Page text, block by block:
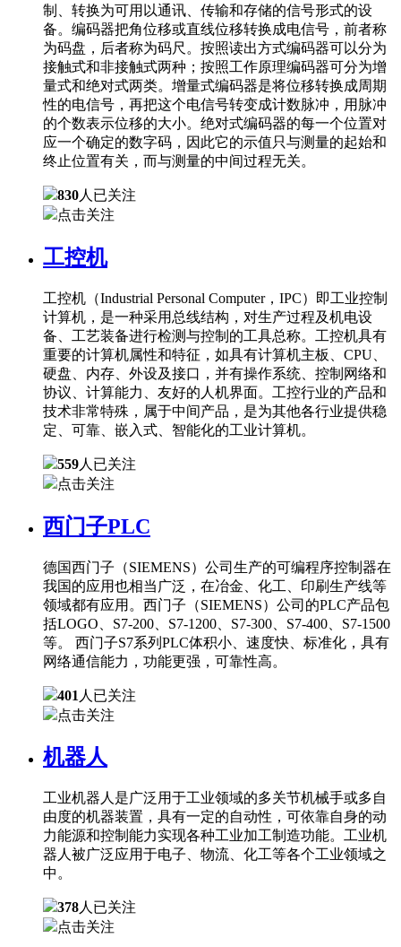
制、转换为可用以通讯、传输和存储的信号形式的设
备。编码器把角位移或直线位移转换成电信号，前者称
为码盘，后者称为码尺。按照读出方式编码器可以分为
接触式和非接触式两种；按照工作原理编码器可分为增
量式和绝对式两类。增量式编码器是将位移转换成周期
性的电信号，再把这个电信号转变成计数脉冲，用脉冲
的个数表示位移的大小。绝对式编码器的每一个位置对
应一个确定的数字码，因此它的示值只与测量的起始和
终止位置有关，而与测量的中间过程无关。
830人已关注
点击关注
工控机
工控机（Industrial Personal Computer，IPC）即工业控制
计算机，是一种采用总线结构，对生产过程及机电设
备、工艺装备进行检测与控制的工具总称。工控机具有
重要的计算机属性和特征，如具有计算机主板、CPU、
硬盘、内存、外设及接口，并有操作系统、控制网络和
协议、计算能力、友好的人机界面。工控行业的产品和
技术非常特殊，属于中间产品，是为其他各行业提供稳
定、可靠、嵌入式、智能化的工业计算机。
559人已关注
点击关注
西门子PLC
德国西门子（SIEMENS）公司生产的可编程序控制器在
我国的应用也相当广泛，在冶金、化工、印刷生产线等
领域都有应用。西门子（SIEMENS）公司的PLC产品包
括LOGO、S7-200、S7-1200、S7-300、S7-400、S7-1500
等。 西门子S7系列PLC体积小、速度快、标准化，具有
网络通信能力，功能更强，可靠性高。
401 人已关注
点击关注
机器人
工业机器人是广泛用于工业领域的多关节机械手或多自
由度的机器装置，具有一定的自动性，可依靠自身的动
力能源和控制能力实现各种工业加工制造功能。工业机
器人被广泛应用于电子、物流、化工等各个工业领域之
中。
378人已关注
点击关注